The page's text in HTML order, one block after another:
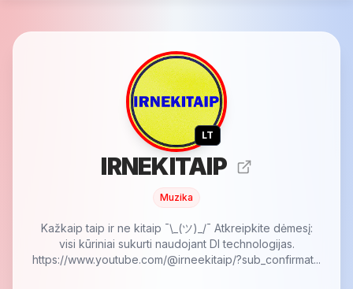
LT
IRNEKITAIP
Muzika
Kažkaip taip ir ne kitaip ¯\_(ツ)_/¯ Atkreipkite dėmesį:
visi kūriniai sukurti naudojant DI technologijas.
https://www.youtube.com/@irneekitaip/?sub_confirmat...